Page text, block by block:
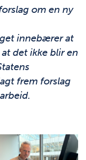
om en ny
innebærer at
det ikke blir en
frem forslag